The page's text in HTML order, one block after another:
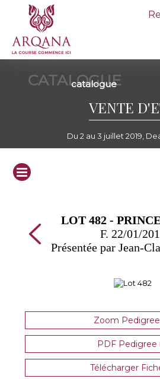
CATALOGUE
catalogue
VENTE
Du 2 au 3 juillet 2019,
LOT 482 -
F. 22/01/
Présentée par Jean-
Zoom Pedigree
PDF Pedigree
Télécharger